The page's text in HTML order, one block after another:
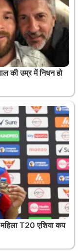
की उम्र में निधन हो
T20 एशिया कप